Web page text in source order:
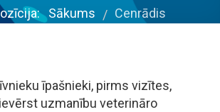
Sākums / Cenrādis
īpašnieki, pirms vizītes,
uzmanību veterināro